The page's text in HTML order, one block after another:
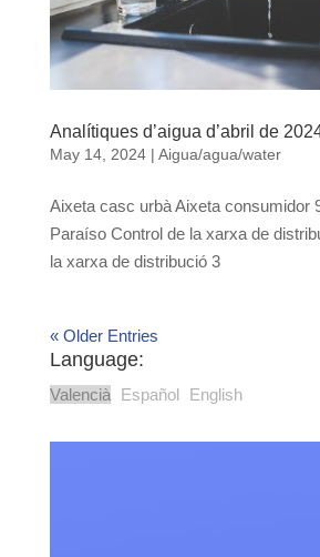
Analítiques d’aigua d’abril de
May 14, 2024| Aigua/agua/water
Aixeta casc urbà Aixeta consumidor
Paraíso Control de la xarxa de
la xarxa de distribució 3
« Older Entries
Language:
Valencià Español English